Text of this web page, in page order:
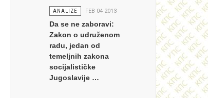
ANALIZE FEB 04 2013
Da se ne zaboravi:
Zakon o udruženom
radu, jedan od
temeljnih zakona
socijalističke
Jugoslavije …